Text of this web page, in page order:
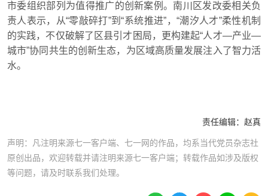
市委组织部列为值得推广的创新案例。南川区发改委相关负
责人表示，从“零敲碎打”到“系统推进”，“潮汐人才”柔性机制
的实践，不仅破解了区县引才困局，更构建起“人才—产业—
城市”协同共生的创新生态，为区域高质量发展注入了智力活
水。
责任编辑： 赵真
声明：凡注明来源七一客户端、七一网的作品，均系当代党员杂志社
原创出品，欢迎转载并请注明来源七一客户端；转载作品如涉及版权
等问题，请及时联系我们处理。